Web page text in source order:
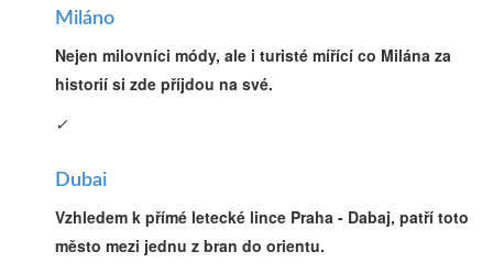
Miláno
Nejen milovníci módy, ale i turisté mířící co Milána za
historií si zde příjdou na své.
✓
Dubai
Vzhledem k přímé letecké lince Praha - Dabaj, patří toto
město mezi jednu z bran do orientu.